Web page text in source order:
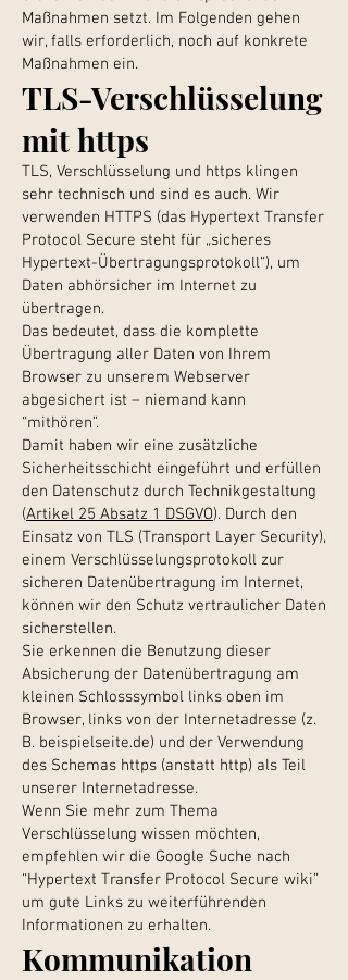
Maßnahmen setzt. Im Folgenden gehen
wir, falls erforderlich, noch auf konkrete
Maßnahmen ein.
TLS-Verschlüsselung
mit https
TLS, Verschlüsselung und https klingen
sehr technisch und sind es auch. Wir
verwenden HTTPS (das Hypertext Transfer
Protocol Secure steht für „sicheres
Hypertext-Übertragungsprotokoll“), um
Daten abhörsicher im Internet zu
übertragen.
Das bedeutet, dass die komplette
Übertragung aller Daten von Ihrem
Browser zu unserem Webserver
abgesichert ist – niemand kann
“mithören”.
Damit haben wir eine zusätzliche
Sicherheitsschicht eingeführt und erfüllen
den Datenschutz durch Technikgestaltung
(Artikel 25 Absatz 1 DSGVO). Durch den
Einsatz von TLS (Transport Layer Security),
einem Verschlüsselungsprotokoll zur
sicheren Datenübertragung im Internet,
können wir den Schutz vertraulicher Daten
sicherstellen.
Sie erkennen die Benutzung dieser
Absicherung der Datenübertragung am
kleinen Schlosssymbol links oben im
Browser, links von der Internetadresse (z.
B. beispielseite.de) und der Verwendung
des Schemas https (anstatt http) als Teil
unserer Internetadresse.
Wenn Sie mehr zum Thema
Verschlüsselung wissen möchten,
empfehlen wir die Google Suche nach
“Hypertext Transfer Protocol Secure wiki”
um gute Links zu weiterführenden
Informationen zu erhalten.
Kommunikation